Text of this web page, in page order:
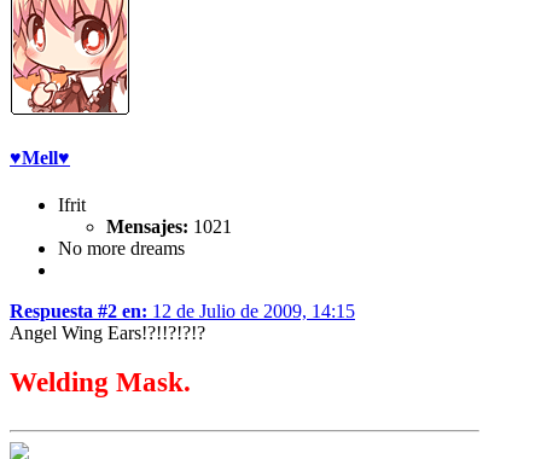
♥Mell♥
Ifrit
Mensajes: 1021
No more dreams
Respuesta #2 en: 12 de Julio de 2009, 14:15
Angel Wing Ears!?!!?!?!?
Welding Mask.